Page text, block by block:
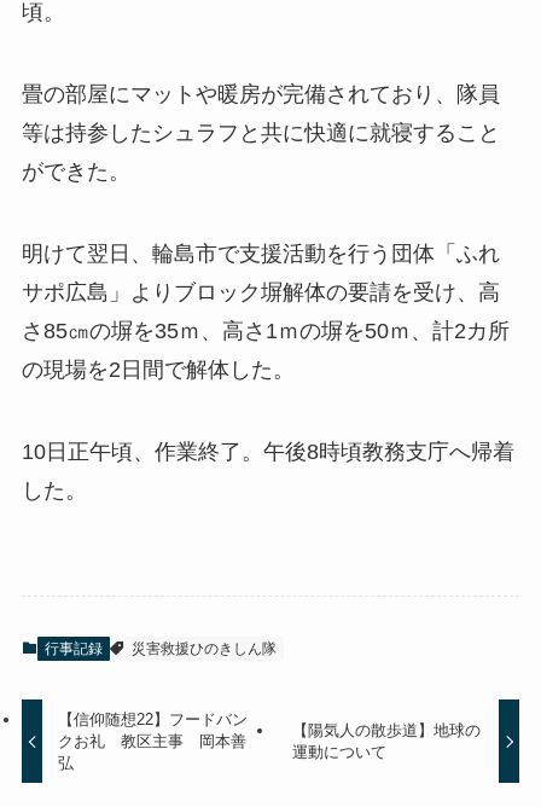
頃。
畳の部屋にマットや暖房が完備されており、隊員
等は持参したシュラフと共に快適に就寝すること
ができた。
明けて翌日、輪島市で支援活動を行う団体「ふれ
サポ広島」よりブロック塀解体の要請を受け、高
さ85㎝の塀を35ｍ、高さ1ｍの塀を50ｍ、計2カ所
の現場を2日間で解体した。
10日正午頃、作業終了。午後8時頃教務支庁へ帰着
した。
行事記録 災害救援ひのきしん隊
【信仰随想22】フードバン
クお礼 教区主事 岡本善
弘
【陽気人の散歩道】地球の
運動について